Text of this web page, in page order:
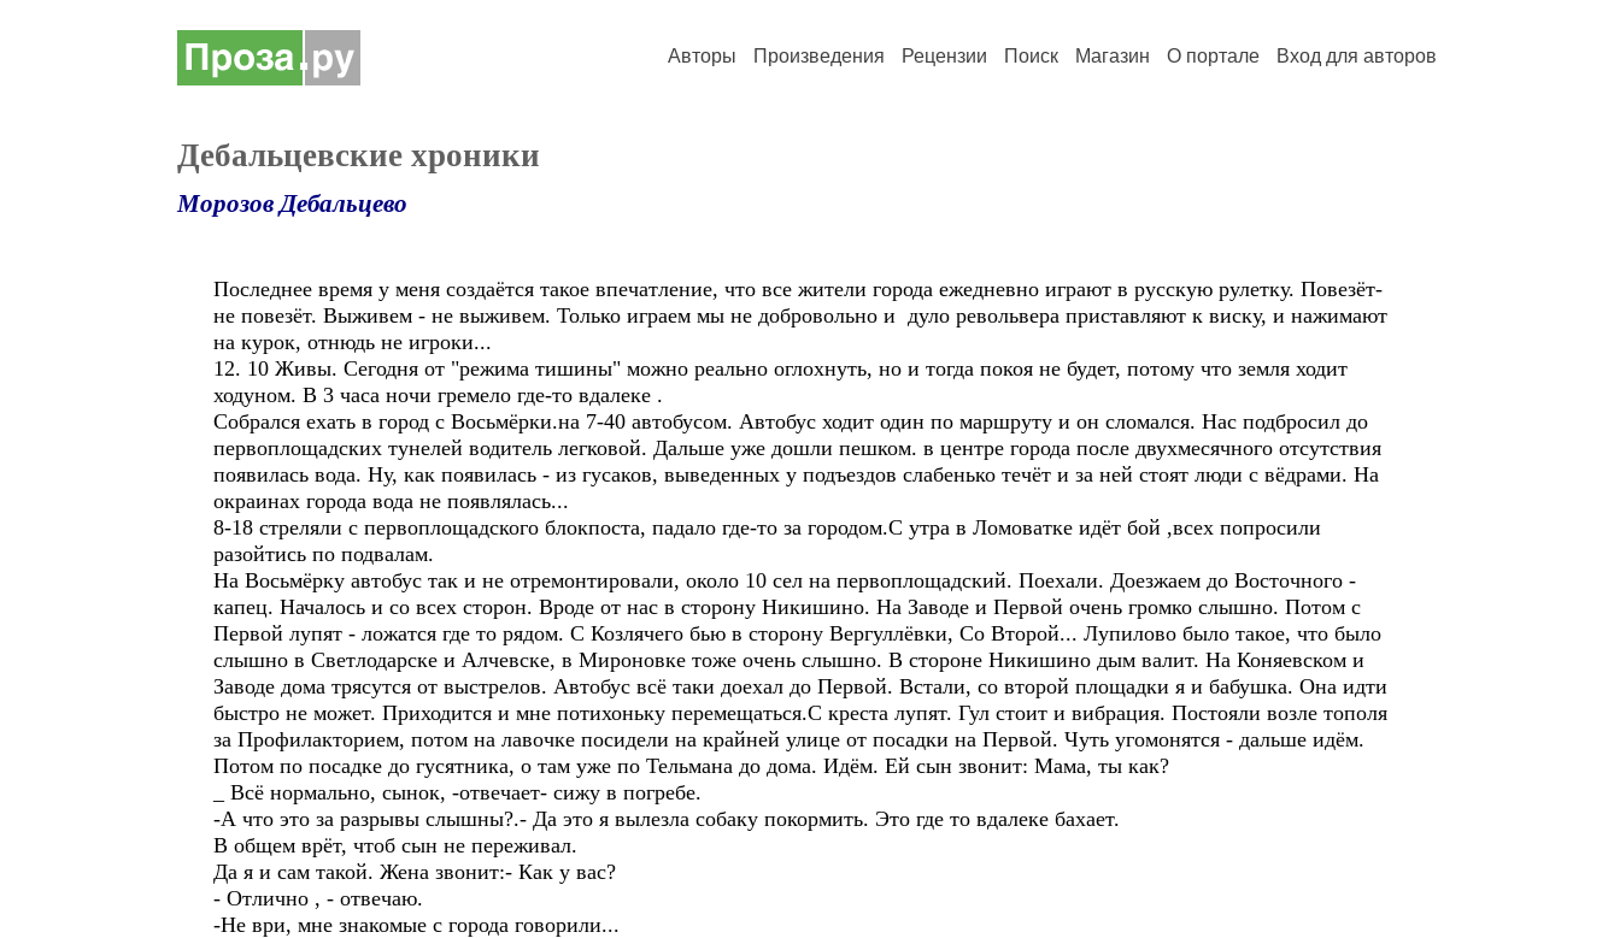
Авторы Произведения Рецензии Поиск Магазин О портале Вход для авторов
Дебальцевские хроники
Морозов Дебальцево
Последнее время у меня создаётся такое впечатление, что все жители города ежедневно играют в русскую рулетку. Повезёт-
не повезёт. Выживем - не выживем. Только играем мы не добровольно и дуло револьвера приставляют к виску, и нажимают
на курок, отнюдь не игроки...
12. 10 Живы. Сегодня от "режима тишины" можно реально оглохнуть, но и тогда покоя не будет, потому что земля ходит
ходуном. В 3 часа ночи гремело где-то вдалеке .
Собрался ехать в город с Восьмёрки.на 7-40 автобусом. Автобус ходит один по маршруту и он сломался. Нас подбросил до
первоплощадских тунелей водитель легковой. Дальше уже дошли пешком. в центре города после двухмесячного отсутствия
появилась вода. Ну, как появилась - из гусаков, выведенных у подъездов слабенько течёт и за ней стоят люди с вёдрами. На
окраинах города вода не появлялась...
8-18 стреляли с первоплощадского блокпоста, падало где-то за городом.С утра в Ломоватке идёт бой ,всех попросили
разойтись по подвалам.
На Восьмёрку автобус так и не отремонтировали, около 10 сел на первоплощадский. Поехали. Доезжаем до Восточного -
капец. Началось и со всех сторон. Вроде от нас в сторону Никишино. На Заводе и Первой очень громко слышно. Потом с
Первой лупят - ложатся где то рядом. С Козлячего бью в сторону Вергуллёвки, Со Второй... Лупилово было такое, что было
слышно в Светлодарске и Алчевске, в Мироновке тоже очень слышно. В стороне Никишино дым валит. На Коняевском и
Заводе дома трясутся от выстрелов. Автобус всё таки доехал до Первой. Встали, со второй площадки я и бабушка. Она идти
быстро не может. Приходится и мне потихоньку перемещаться.С креста лупят. Гул стоит и вибрация. Постояли возле тополя
за Профилакторием, потом на лавочке посидели на крайней улице от посадки на Первой. Чуть угомонятся - дальше идём.
Потом по посадке до гусятника, о там уже по Тельмана до дома. Идём. Ей сын звонит: Мама, ты как?
_ Всё нормально, сынок, -отвечает- сижу в погребе.
-А что это за разрывы слышны?.- Да это я вылезла собаку покормить. Это где то вдалеке бахает.
В общем врёт, чтоб сын не переживал.
Да я и сам такой. Жена звонит:- Как у вас?
- Отлично , - отвечаю.
-Не ври, мне знакомые с города говорили...